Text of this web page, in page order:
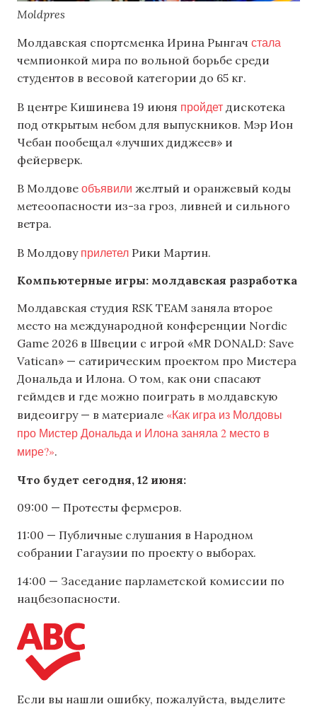
Moldpres
Молдавская спортсменка Ирина Рынгач стала
чемпионкой мира по вольной борьбе среди
студентов в весовой категории до 65 кг.
В центре Кишинева 19 июня пройдет дискотека
под открытым небом для выпускников. Мэр Ион
Чебан пообещал «лучших диджеев» и
фейерверк.
В Молдове объявили желтый и оранжевый коды
метеоопасности из-за гроз, ливней и сильного
ветра.
В Молдову прилетел Рики Мартин.
Компьютерные игры: молдавская разработка
Молдавская студия RSK TEAM заняла второе
место на международной конференции Nordic
Game 2026 в Швеции с игрой «MR DONALD: Save
Vatican» — сатирическим проектом про Мистера
Дональда и Илона. О том, как они спасают
геймдев и где можно поиграть в молдавскую
видеоигру — в материале «Как игра из Молдовы
про Мистер Дональда и Илона заняла 2 место в
мире?».
Что будет сегодня, 12 июня:
09:00 — Протесты фермеров.
11:00 — Публичные слушания в Народном
собрании Гагаузии по проекту о выборах.
14:00 — Заседание парламетской комиссии по
нацбезопасности.
Если вы нашли ошибку, пожалуйста, выделите